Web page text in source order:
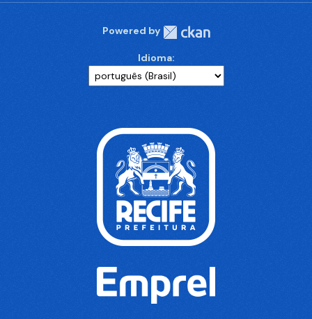
Powered by
Idioma